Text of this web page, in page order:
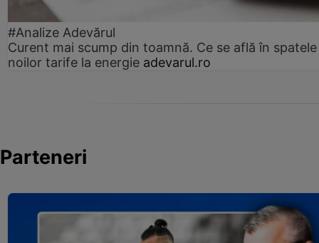
#Analize Adevărul
Curent mai scump din toamnă. Ce se află în spatele
noilor tarife la energie adevarul.ro
Parteneri